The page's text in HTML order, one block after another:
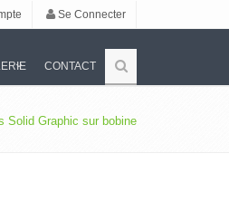
Se Connecter
CONTACT
Solid Graphic sur bobine